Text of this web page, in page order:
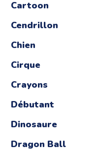
Cartoon
Cendrillon
Chien
Cirque
Crayons
Débutant
Dinosaure
Dragon Ball